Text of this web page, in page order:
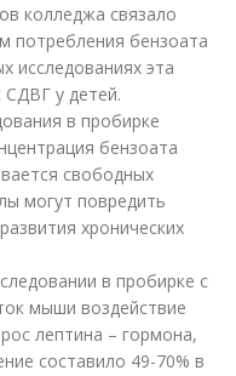
колледжа связало
потребления бензоата
исследованиях эта
СДВГ у детей.
в пробирке
бензоата
свободных
могут повредить
хронических
в пробирке с
мыши воздействие
лептина – гормона,
составило 49-70% в